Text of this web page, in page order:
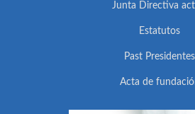
Junta Directiva
Estatutos
Past Presidentes
Acta de